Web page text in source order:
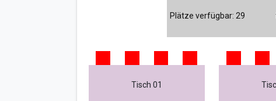
Plätze verfügbar: 29
Tisch 01